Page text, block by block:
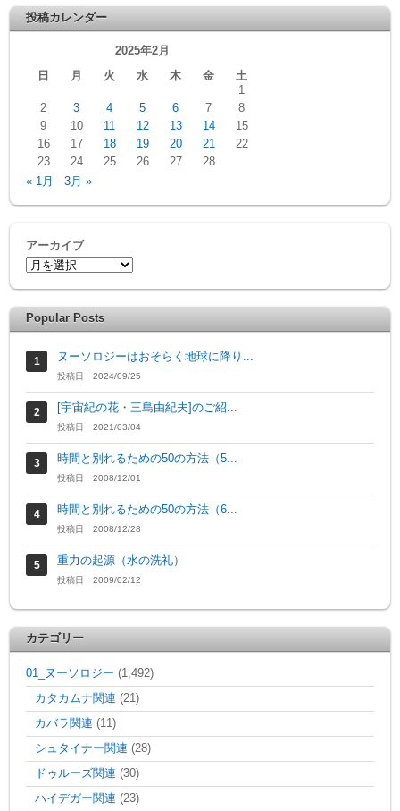
投稿カレンダー
2025年2月
日
月 火 水 木 金
土
1
2
3 4 5 6 7
8
9
10 11 12 13 14
15
16
17 18 19 20 21
22
23
24 25 26 27
28
« 1月
3月 »
アーカイブ
Popular Posts
ヌーソロジーはおそらく地球に降り...
投稿日 2024/09/25
[宇宙紀の花・三島由紀夫]のご紹...
投稿日 2021/03/04
時間と別れるための50の方法（5...
投稿日 2008/12/01
時間と別れるための50の方法（6...
投稿日 2008/12/28
重力の起源（水の洗礼）
投稿日 2009/02/12
カテゴリー
01_ヌーソロジー (1,492)
カタカムナ関連 (21)
カバラ関連 (11)
シュタイナー関連 (28)
ドゥルーズ関連 (30)
ハイデガー関連 (23)